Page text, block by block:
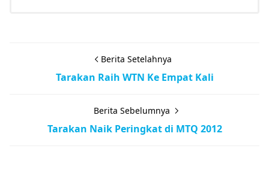
Berita Setelahnya
Tarakan Raih WTN Ke Empat Kali
Berita Sebelumnya
Tarakan Naik Peringkat di MTQ 2012